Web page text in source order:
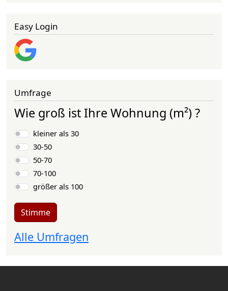
Easy Login
Umfrage
Wie groß ist Ihre Wohnung (m²) ?
Auswahlmöglichkeiten
kleiner als 30
30-50
50-70
70-100
größer als 100
Stimme
Alle Umfragen